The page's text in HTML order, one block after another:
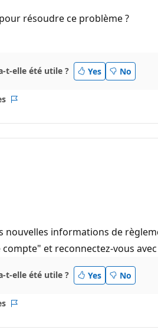
résoudre ce problème ?
t-elle été utile ? Yes No
nouvelles informations de
et reconnectez-vous
t-elle été utile ? Yes No